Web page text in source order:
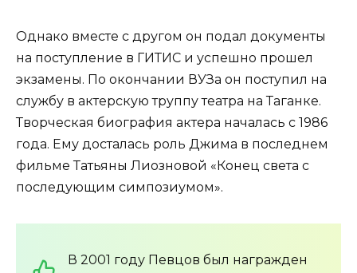
Однако вместе с другом он подал документы
на поступление в ГИТИС и успешно прошел
экзамены. По окончании ВУЗа он поступил на
службу в актерскую труппу театра на Таганке.
Творческая биография актера началась с 1986
года. Ему досталась роль Джима в последнем
фильме Татьяны Лиозновой «Конец света с
последующим симпозиумом».
В 2001 году Певцов был награжден